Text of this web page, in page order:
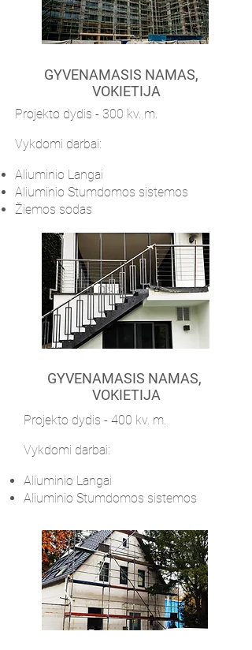
GYVENAMASIS NAMAS,
VOKIETIJA
Projekto dydis - 300 kv. m.
Vykdomi darbai:
​Aliuminio Langai ​
​Aliuminio Stumdomos sistemos
Žiemos sodas
GYVENAMASIS NAMAS,
VOKIETIJA
Projekto dydis - 400 kv. m.
Vykdomi darbai:
​Aliuminio Langai ​
​Aliuminio Stumdomos sistemos